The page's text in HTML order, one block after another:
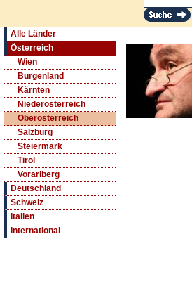
Alle Länder
Österreich
Wien
Burgenland
Kärnten
Niederösterreich
Oberösterreich
Salzburg
Steiermark
Tirol
Vorarlberg
Deutschland
Schweiz
Italien
International